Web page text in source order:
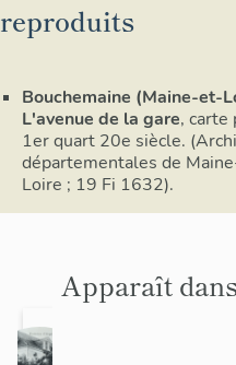
reproduits
Bouchemaine (Maine-et-
L'avenue de la gare, carte
1er quart 20e siècle.
départementales de
Loire ; 19 Fi 1632).
Apparaît